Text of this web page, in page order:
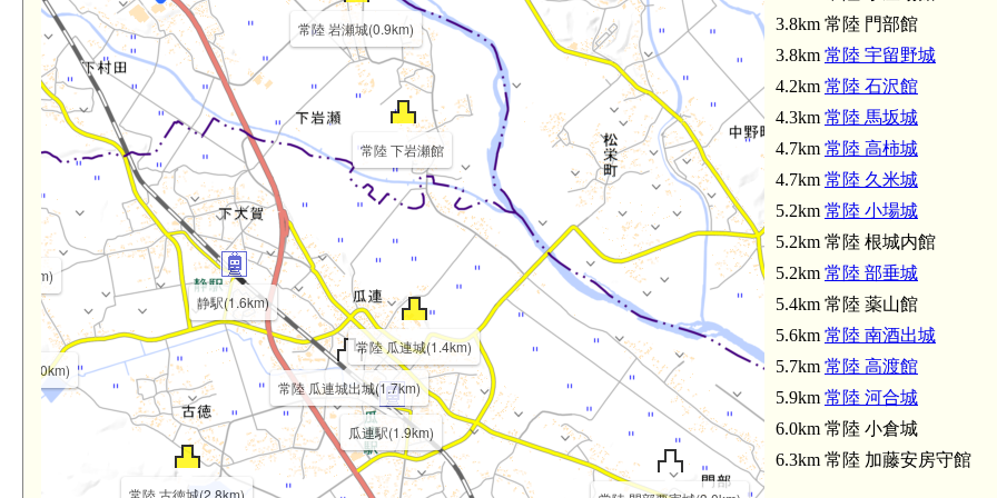
静駅(1.6km)
瓜連駅(1.9km)
社(3.0km)
常陸 下岩瀬館
常陸 岩瀬城(0.9km)
常陸 瓜連城(1.4km)
常陸 瓜連城出城(1.7km)
常陸 古徳城(2.8km)
(3.0km)
3.8km 常陸 門部館
3.8km 常陸 宇留野城
4.2km 常陸 石沢館
4.3km 常陸 馬坂城
4.7km 常陸 高柿城
4.7km 常陸 久米城
5.2km 常陸 小場城
5.2km 常陸 根城内館
5.2km 常陸 部垂城
5.4km 常陸 薬山館
5.6km 常陸 南酒出城
5.7km 常陸 高渡館
5.9km 常陸 河合城
6.0km 常陸 小倉城
6.3km 常陸 加藤安房守館